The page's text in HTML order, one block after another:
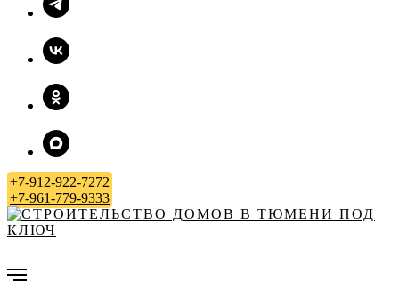
+7-912-922-7272
+7-961-779-9333